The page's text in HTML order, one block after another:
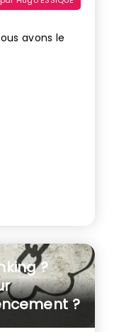
avons le
?
?